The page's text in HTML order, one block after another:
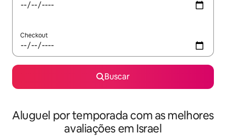
Checkout
Buscar
Aluguel por temporada com as melhores
avaliações em Israel